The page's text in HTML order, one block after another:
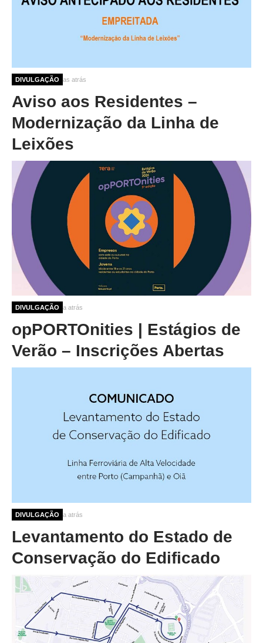
APOIO AOS DESEMPREGADOS
OFERTAS DE EMPREGO
CONTACTO E HORÁRIO GIP
DIVULGAÇÃO
2 meses 3 semanas atrás
Aviso aos Residentes –
Modernização da Linha de
Leixões
DIVULGAÇÃO
4 meses 1 semana atrás
opPORTOnities | Estágios de
Verão – Inscrições Abertas
DIVULGAÇÃO
8 meses 1 semana atrás
Levantamento do Estado de
Conservação do Edificado